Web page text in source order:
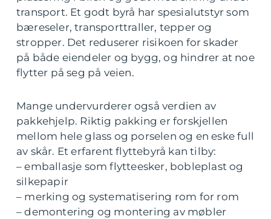
transport. Et godt byrå har spesialutstyr som
bæreseler, transporttraller, tepper og
stropper. Det reduserer risikoen for skader
på både eiendeler og bygg, og hindrer at noe
flytter på seg på veien.
Mange undervurderer også verdien av
pakkehjelp. Riktig pakking er forskjellen
mellom hele glass og porselen og en eske full
av skår. Et erfarent flyttebyrå kan tilby:
– emballasje som flytteesker, bobleplast og
silkepapir
– merking og systematisering rom for rom
– demontering og montering av møbler